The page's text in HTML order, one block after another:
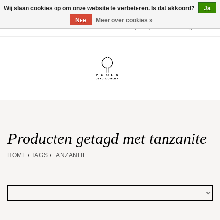
0 Artikelen - €0,00Mijn account / Registreren
Huwelijk
Aanbiedingen
Producten getagd met tanzanite
HOME / TAGS / TANZANITE
Wij slaan cookies op om onze website te verbeteren. Is dat akkoord?
Ja
Nee
Meer over cookies »